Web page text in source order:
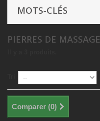
MOTS-CLÉS
PIERRES DE MASSAGE
Comparer (0)